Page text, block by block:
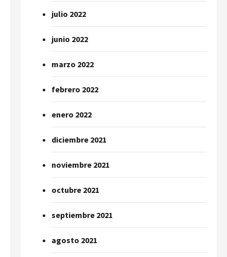
julio 2022
junio 2022
marzo 2022
febrero 2022
enero 2022
diciembre 2021
noviembre 2021
octubre 2021
septiembre 2021
agosto 2021